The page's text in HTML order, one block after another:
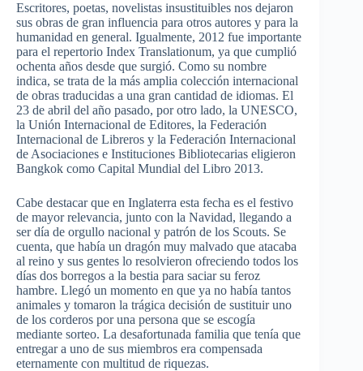
Escritores, poetas, novelistas insustituibles nos dejaron
sus obras de gran influencia para otros autores y para la
humanidad en general. Igualmente, 2012 fue importante
para el repertorio Index Translationum, ya que cumplió
ochenta años desde que surgió. Como su nombre
indica, se trata de la más amplia colección internacional
de obras traducidas a una gran cantidad de idiomas. El
23 de abril del año pasado, por otro lado, la UNESCO,
la Unión Internacional de Editores, la Federación
Internacional de Libreros y la Federación Internacional
de Asociaciones e Instituciones Bibliotecarias eligieron
Bangkok como Capital Mundial del Libro 2013.
Cabe destacar que en Inglaterra esta fecha es el festivo
de mayor relevancia, junto con la Navidad, llegando a
ser día de orgullo nacional y patrón de los Scouts. Se
cuenta, que había un dragón muy malvado que atacaba
al reino y sus gentes lo resolvieron ofreciendo todos los
días dos borregos a la bestia para saciar su feroz
hambre. Llegó un momento en que ya no había tantos
animales y tomaron la trágica decisión de sustituir uno
de los corderos por una persona que se escogía
mediante sorteo. La desafortunada familia que tenía que
entregar a uno de sus miembros era compensada
eternamente con multitud de riquezas.